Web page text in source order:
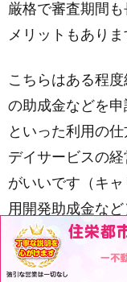
厳格で審査期間
メリットもありま
こちらはある程
の助成金などを申
といった利用の仕
デイサービスの
がいいです（キ
用開発助成金など
ただ、手続きが